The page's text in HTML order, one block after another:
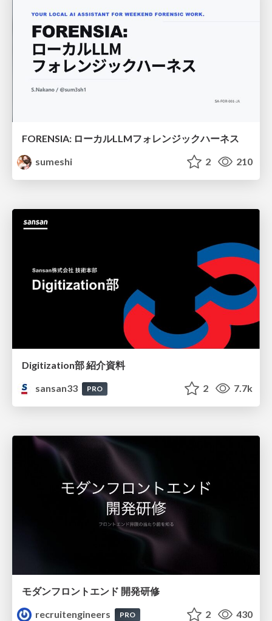
FORENSIA: ローカルLLMフォレンジックハーネス
sumeshi
2 210
Digitization部 紹介資料
sansan33
PRO 2 7.7k
モダンフロントエンド 開発研修
recruitengineers
PRO 2 430